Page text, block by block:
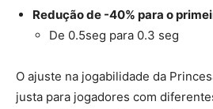
Redução de -40% para o
De 0.5seg para 0.3 seg
O ajuste na jogabilidade da
justa para jogadores com